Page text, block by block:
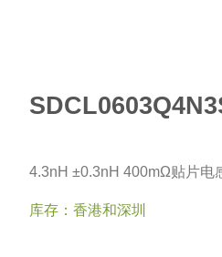
4.3nH ±0.3nH 400mΩ贴片电
库存：香港和深圳